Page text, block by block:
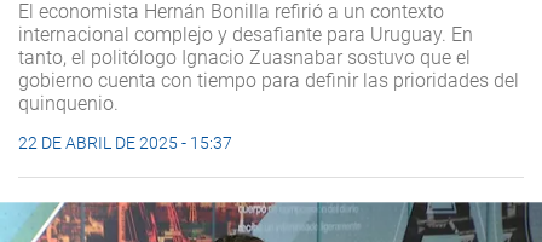
El economista Hernán Bonilla refirió a un contexto
internacional complejo y desafiante para Uruguay. En
tanto, el politólogo Ignacio Zuasnabar sostuvo que el
gobierno cuenta con tiempo para definir las prioridades del
quinquenio.
22 DE ABRIL DE 2025 - 15:37